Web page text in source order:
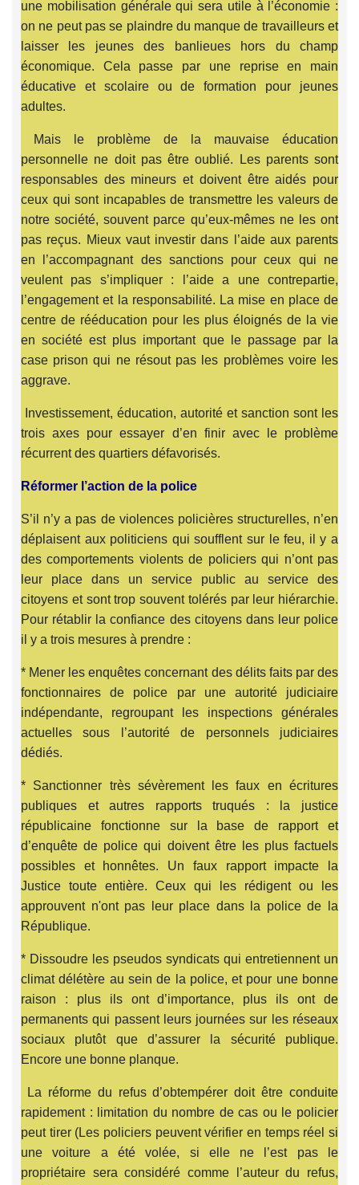
une mobilisation générale qui sera utile à l’économie :
on ne peut pas se plaindre du manque de travailleurs et
laisser les jeunes des banlieues hors du champ
économique. Cela passe par une reprise en main
éducative et scolaire ou de formation pour jeunes
adultes.
Mais le problème de la mauvaise éducation
personnelle ne doit pas être oublié. Les parents sont
responsables des mineurs et doivent être aidés pour
ceux qui sont incapables de transmettre les valeurs de
notre société, souvent parce qu’eux-mêmes ne les ont
pas reçus. Mieux vaut investir dans l’aide aux parents
en l’accompagnant des sanctions pour ceux qui ne
veulent pas s’impliquer : l’aide a une contrepartie,
l’engagement et la responsabilité. La mise en place de
centre de rééducation pour les plus éloignés de la vie
en société est plus important que le passage par la
case prison qui ne résout pas les problèmes voire les
aggrave.
Investissement, éducation, autorité et sanction sont les
trois axes pour essayer d’en finir avec le problème
récurrent des quartiers défavorisés.
Réformer l’action de la police
S’il n’y a pas de violences policières structurelles, n’en
déplaisent aux politiciens qui soufflent sur le feu, il y a
des comportements violents de policiers qui n’ont pas
leur place dans un service public au service des
citoyens et sont trop souvent tolérés par leur hiérarchie.
Pour rétablir la confiance des citoyens dans leur police
il y a trois mesures à prendre :
* Mener les enquêtes concernant des délits faits par des
fonctionnaires de police par une autorité judiciaire
indépendante, regroupant les inspections générales
actuelles sous l’autorité de personnels judiciaires
dédiés.
* Sanctionner très sévèrement les faux en écritures
publiques et autres rapports truqués : la justice
républicaine fonctionne sur la base de rapport et
d’enquête de police qui doivent être les plus factuels
possibles et honnêtes. Un faux rapport impacte la
Justice toute entière. Ceux qui les rédigent ou les
approuvent n'ont pas leur place dans la police de la
République.
* Dissoudre les pseudos syndicats qui entretiennent un
climat délétère au sein de la police, et pour une bonne
raison : plus ils ont d’importance, plus ils ont de
permanents qui passent leurs journées sur les réseaux
sociaux plutôt que d’assurer la sécurité publique.
Encore une bonne planque.
La réforme du refus d’obtempérer doit être conduite
rapidement : limitation du nombre de cas ou le policier
peut tirer (Les policiers peuvent vérifier en temps réel si
une voiture a été volée, si elle ne l’est pas le
propriétaire sera considéré comme l’auteur du refus,